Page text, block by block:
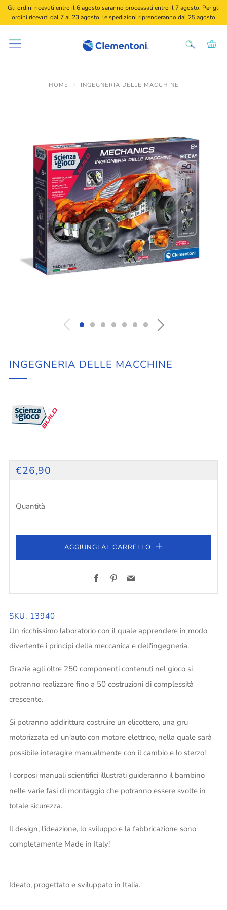
Gli ordini ricevuti entro il 6 agosto saranno processati entro il 7 agosto. Per gli
ordini ricevuti dal 7 al 23 agosto, le spedizioni riprenderanno dal 25 agosto
HOME INGEGNERIA DELLE MACCHINE
INGEGNERIA DELLE MACCHINE
PREZZO
€26,90
Quantità
AGGIUNGI AL CARRELLO
FacebookPinterest
Email
SKU: 13940
Un ricchissimo laboratorio con il quale apprendere in modo
divertente i principi della meccanica e dell'ingegneria.
Grazie agli oltre 250 componenti contenuti nel gioco si
potranno realizzare fino a 50 costruzioni di complessità
crescente.
Si potranno addirittura costruire un elicottero, una gru
motorizzata ed un'auto con motore elettrico, nella quale sarà
possibile interagire manualmente con il cambio e lo sterzo!
I corposi manuali scientifici illustrati guideranno il bambino
nelle varie fasi di montaggio che potranno essere svolte in
totale sicurezza.
Il design, l'ideazione, lo sviluppo e la fabbricazione sono
completamente Made in Italy!
Ideato, progettato e sviluppato in Italia.